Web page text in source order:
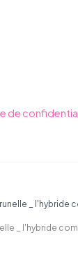
de
_ l'hybride
_ l'hybride